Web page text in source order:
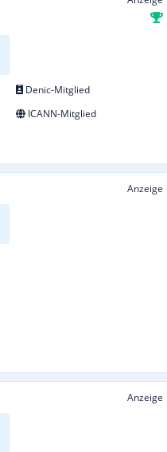
Denic-Mitglied
ICANN-Mitglied
Anzeige
Anzeige